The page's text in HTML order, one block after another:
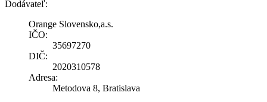
Dodávateľ:
Orange Slovensko,a.s.
IČO:
35697270
DIČ:
2020310578
Adresa:
Metodova 8, Bratislava